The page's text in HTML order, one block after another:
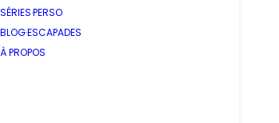
SÉRIES·PERSO
BLOG·ESCAPADES
À PROPOS